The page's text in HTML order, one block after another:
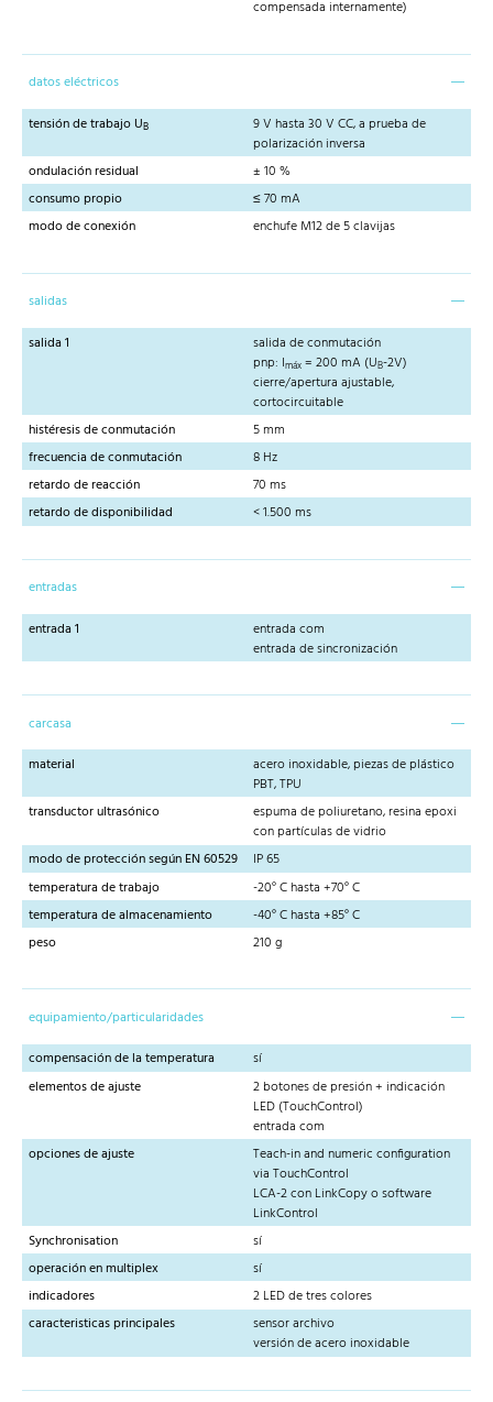
compensada internamente)
datos eléctricos
tensión de trabajo UB
9 V hasta 30 V CC, a prueba de
polarización inversa
ondulación residual
± 10 %
consumo propio
≤ 70 mA
modo de conexión
enchufe M12 de 5 clavijas
salidas
salida 1
salida de conmutación
pnp: Imáx = 200 mA (UB-2V)
cierre/apertura ajustable,
cortocircuitable
histéresis de conmutación
5 mm
frecuencia de conmutación
8 Hz
retardo de reacción
70 ms
retardo de disponibilidad
< 1.500 ms
entradas
entrada 1
entrada com
entrada de sincronización
carcasa
material
acero inoxidable, piezas de plástico
PBT, TPU
transductor ultrasónico
espuma de poliuretano, resina epoxi
con partículas de vidrio
modo de protección según EN 60529
IP 65
temperatura de trabajo
-20° C hasta +70° C
temperatura de almacenamiento
-40° C hasta +85° C
peso
210 g
equipamiento/particularidades
compensación de la temperatura
sí
elementos de ajuste
2 botones de presión + indicación
LED (TouchControl)
entrada com
opciones de ajuste
Teach-in and numeric configuration
via TouchControl
LCA-2 con LinkCopy o software
LinkControl
Synchronisation
sí
operación en multiplex
sí
indicadores
2 LED de tres colores
caracteristicas principales
sensor archivo
versión de acero inoxidable